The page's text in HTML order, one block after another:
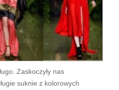
Zaskoczyły nas
suknie z kolorowych